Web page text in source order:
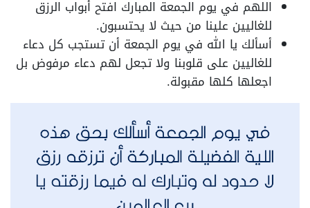
اللهم في يوم الجمعة المبارك افتح أبواب الرزق
للغاليين علينا من حيث لا يحتسبون.
أسألك يا الله في يوم الجمعة أن تستجب كل دعاء
للغاليين على قلوبنا ولا تجعل لهم دعاء مرفوض بل
اجعلها كلها مقبولة.